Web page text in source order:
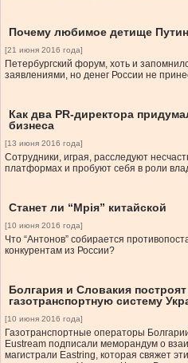
Почему любимое детище
[21 июня 2016 года]
Петербургский форум, хоть и
заявлениями, но денег России не
Как два PR-директора
бизнеса
[13 июня 2016 года]
Сотрудники, играя, расследуют
платформах и пробуют себя в роли
Станет ли “Мрія” китайской
[10 июня 2016 года]
Что “Антонов” собирается
конкурентам из России?
Болгария и Словакия
газотранспортную систему
[10 июня 2016 года]
Газотранспортные операторы
Eustream подписали меморандум о
магистрали Eastring, которая свяжет